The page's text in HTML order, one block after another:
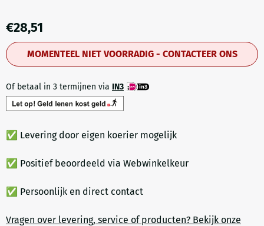
€28,51
MOMENTEEL NIET VOORRADIG - CONTACTEER ONS
Of betaal in 3 termijnen via IN3
✅ Levering door eigen koerier mogelijk
✅ Positief beoordeeld via Webwinkelkeur
✅ Persoonlijk en direct contact
Vragen over levering, service of producten? Bekijk onze